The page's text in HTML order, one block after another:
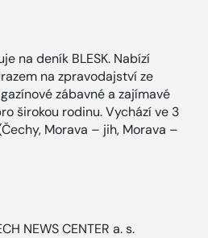
na deník BLESK. Nabízí
na zpravodajství ze
zábavné a zajímavé
širokou rodinu. Vychází ve 3
Morava – jih, Morava –
NEWS CENTER a. s.